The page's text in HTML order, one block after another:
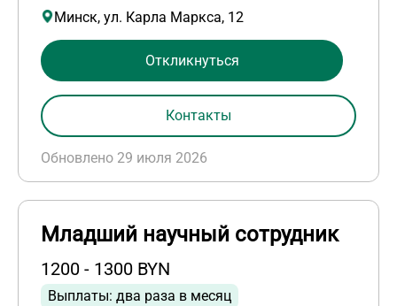
Минск, ул. Карла Маркса, 12
Обновлено 29 июля 2026
Откликнуться
Контакты
Младший научный сотрудник
1200 - 1300 BYN
Выплаты: два раза в месяц